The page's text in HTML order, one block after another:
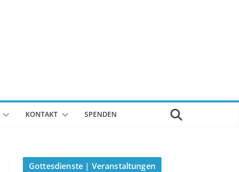
KONTAKT SPENDEN
Gottesdienste | Veranstaltungen